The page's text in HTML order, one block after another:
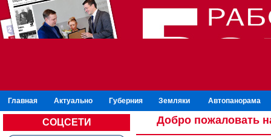
Главная Актуально Губерния Земляки Автопанорама
СОЦСЕТИ Добро пожаловать